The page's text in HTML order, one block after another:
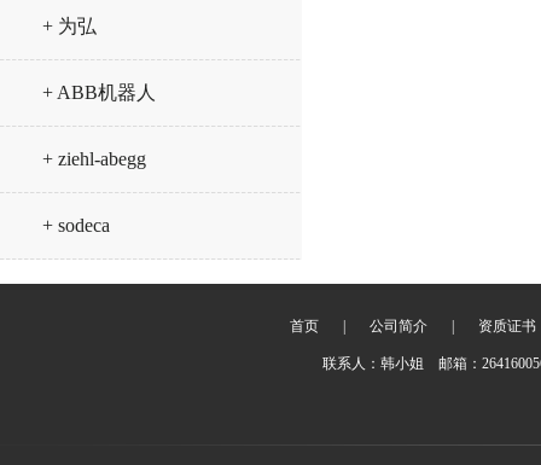
+ 为弘
+ ABB机器人
+ ziehl-abegg
+ sodeca
首页 公司简介 资质证书
联系人：韩小姐 邮箱：